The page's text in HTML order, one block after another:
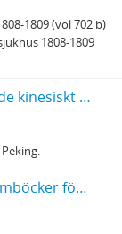
1809 (vol 702 b)
1808-1809
Lodén, Torbjörn, Promemoria angående kinesiskt biblioteksväsen, 1976
Sammanställning av avskrifter från Domböcker för Nordmalings socken 1547-1803